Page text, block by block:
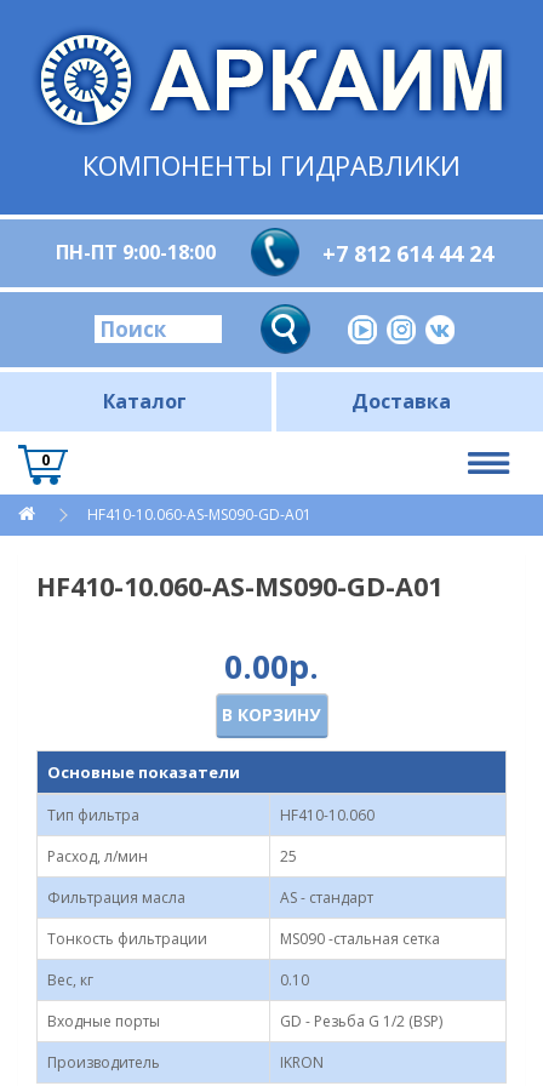
КОМПОНЕНТЫ ГИДРАВЛИКИ
ПН-ПТ 9:00-18:00 +7 812 614 44 24
Каталог Доставка
0
HF410-10.060-AS-MS090-GD-A01
HF410-10.060-AS-MS090-GD-A01
0.00р.
В КОРЗИНУ
Основные показатели
Тип фильтра
HF410-10.060
Расход, л/мин
25
Фильтрация масла
AS - стандарт
Тонкость фильтрации
MS090 -стальная сетка
Вес, кг
0.10
Входные порты
GD - Резьба G 1/2 (BSP)
Производитель
IKRON